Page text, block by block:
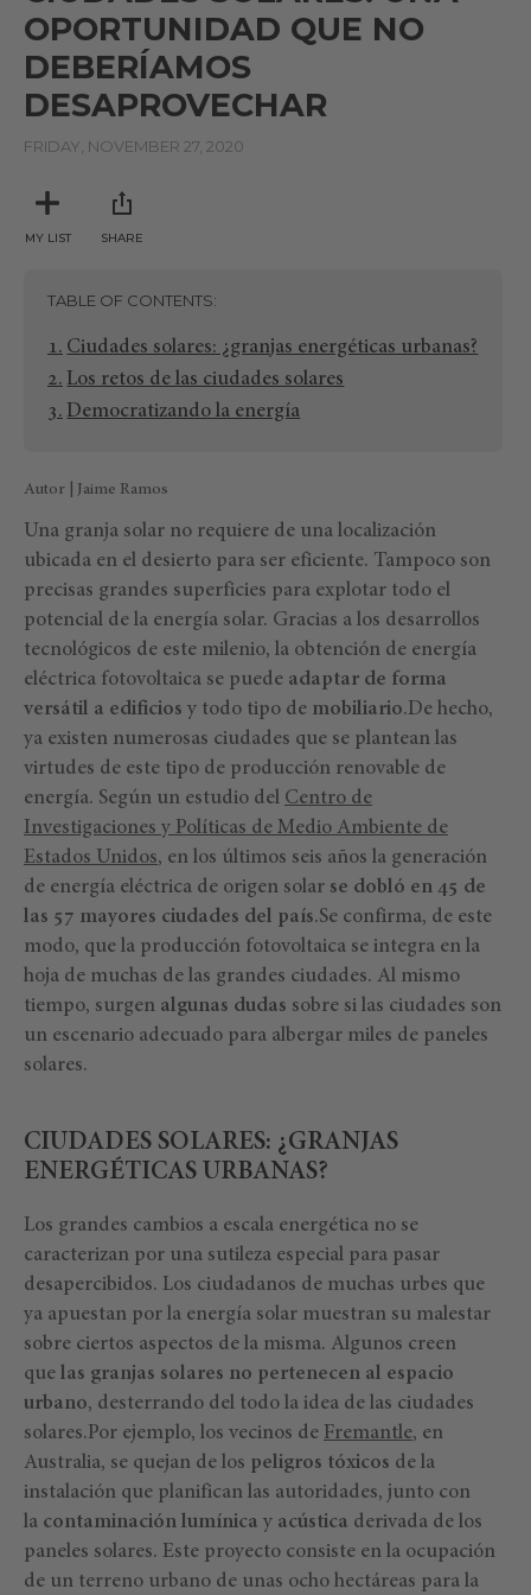
OPORTUNIDAD QUE NO
DEBERÍAMOS
DESAPROVECHAR
FRIDAY, NOVEMBER 27, 2020
MY LIST SHARE
TABLE OF CONTENTS
Ciudades solares: ¿granjas energéticas urbanas?
Los retos de las ciudades solares
Democratizando la energía
Autor | Jaime Ramos
Una granja solar no requiere de una localización
ubicada en el desierto para ser eficiente. Tampoco son
precisas grandes superficies para explotar todo el
potencial de la energía solar. Gracias a los desarrollos
tecnológicos de este milenio, la obtención de energía
eléctrica fotovoltaica se puede adaptar de forma
versátil a edificios y todo tipo de mobiliario.De hecho,
ya existen numerosas ciudades que se plantean las
virtudes de este tipo de producción renovable de
energía. Según un estudio del Centro de
Investigaciones y Políticas de Medio Ambiente de
Estados Unidos, en los últimos seis años la generación
de energía eléctrica de origen solar se dobló en 45 de
las 57 mayores ciudades del país.Se confirma, de este
modo, que la producción fotovoltaica se integra en la
hoja de muchas de las grandes ciudades. Al mismo
tiempo, surgen algunas dudas sobre si las ciudades son
un escenario adecuado para albergar miles de paneles
solares.
CIUDADES SOLARES: ¿GRANJAS
ENERGÉTICAS URBANAS?
Los grandes cambios a escala energética no se
caracterizan por una sutileza especial para pasar
desapercibidos. Los ciudadanos de muchas urbes que
ya apuestan por la energía solar muestran su malestar
sobre ciertos aspectos de la misma. Algunos creen
que las granjas solares no pertenecen al espacio
urbano, desterrando del todo la idea de las ciudades
solares.Por ejemplo, los vecinos de Fremantle, en
Australia, se quejan de los peligros tóxicos de la
instalación que planifican las autoridades, junto con
la contaminación lumínica y acústica derivada de los
paneles solares. Este proyecto consiste en la ocupación
de un terreno urbano de unas ocho hectáreas para la